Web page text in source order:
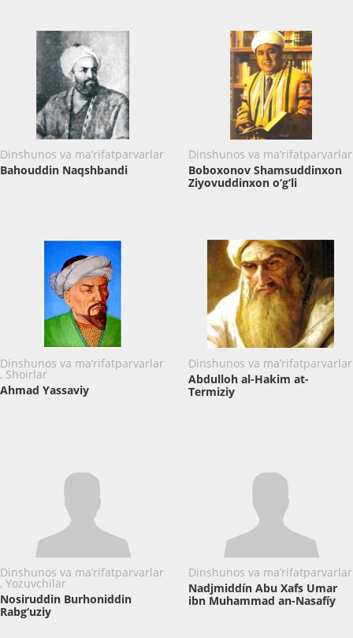
Dinshunos va ma’rifatparvarlar
Bahouddin Naqshbandi
Dinshunos va ma’rifatparvarlar
Boboxonov Shamsuddinxon
Ziyovuddinxon o‘g‘li
Dinshunos va ma’rifatparvarlar
, Shoirlar
Ahmad Yassaviy
Dinshunos va ma’rifatparvarlar
Abdulloh al-Hakim at-
Termiziy
Dinshunos va ma’rifatparvarlar
, Yozuvchilar
Nosiruddin Burhoniddin
Rabg‘uziy
Dinshunos va ma’rifatparvarlar
Nadjmiddín Abu Xafs Umar
ibn Muhammad an-Nasafíy